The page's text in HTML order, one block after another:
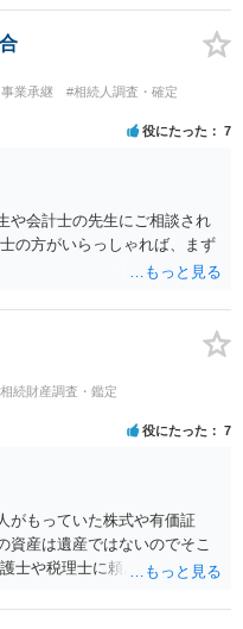
してほしい事情に関連して
面とは別で提出できます。も
料がある場合、「非開示の希
考えられます。 ご質問：書
答： お姉さんが申立書の「申
の分け方に対して意見があれ
申立ての理由」のところに、
ささんと話合いが出来ない／
さん・お姉さん間の事情やい
あかささんから見てそれは違
か、など書くとよいです。 そ
ないけど、どのように遺産を
た方からお金を援助してもら
ない方が良いと思うことは、遺
沢山盛り込むことだと考えま
める方が、裁判所や調停委員
ます)。
業承継
#相続人調査・確定
役にたった 7
や会計士の先生にご相談され
の方がいらっしゃれば、まず
続財産調査・鑑定
役にたった 7
がもっていた株式や有価証
資産は遺産ではないのでそこ
士や税理士に頼んでも守秘義
託」という手続きを使って銀